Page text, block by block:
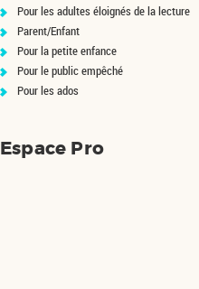
Pour les adultes éloignés de la lecture
Parent/Enfant
Pour la petite enfance
Pour le public empêché
Pour les ados
Espace Pro